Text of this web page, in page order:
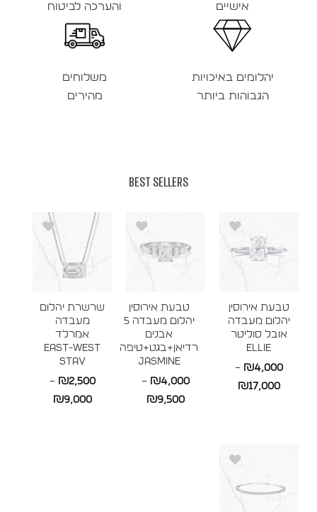
אישיים
והערכה לביטוח
יהלומים באיכויות
הגבוהות ביותר
משלוחים
מהירים
BEST SELLERS
טבעת אירוסין
יהלום מעבדה
אובל סוליטר
ELLIE
₪4,000
–
₪17,000
טבעת אירוסין
יהלום מעבדה 5
אבנים
רדיאן+בגט+טיפה
JASMINE
₪4,000
–
₪9,500
שרשרת יהלום
מעבדה
אמרלד
East-West
STAV
₪2,500
–
₪9,000